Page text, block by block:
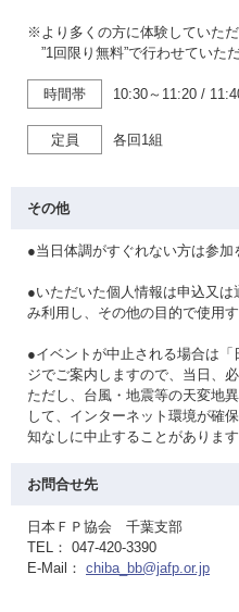
※より多くの方に体験していただ
”1回限り無料”で行わせていた
時間帯 10:30～11:20 /
定員 各回1組
その他
●当日体調がすぐれない方は参加
●いただいた個人情報は申込又
み利用し、その他の目的で使用
●イベントが中止される場合は
ジでご案内しますので、当日、
ただし、台風・地震等の天変地
して、インターネット環境が確
知なしに中止することがあります
お問合せ先
日本ＦＰ協会 千葉支部
TEL： 047-420-3390
E-Mail： chiba_bb@jafp.or.jp